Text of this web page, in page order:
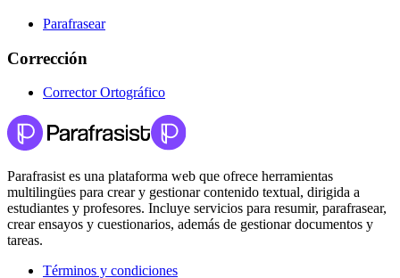
Parafrasear
Corrección
Corrector Ortográfico
Parafrasist es una plataforma web que ofrece herramientas
multilingües para crear y gestionar contenido textual, dirigida a
estudiantes y profesores. Incluye servicios para resumir, parafrasear,
crear ensayos y cuestionarios, además de gestionar documentos y
tareas.
Términos y condiciones